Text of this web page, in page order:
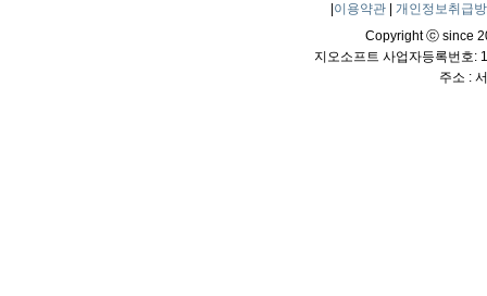
이용약관
개인정보취급
Copyright ⓒ since
지오소프트 사업자등록번호:
주소 :